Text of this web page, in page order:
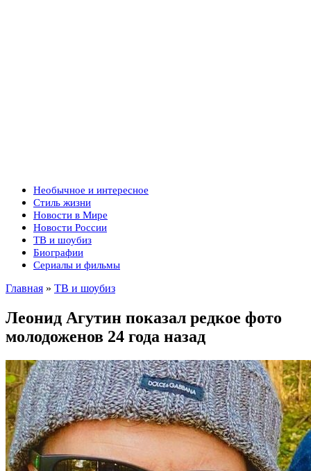
Необычное и интересное
Стиль жизни
Новости в Мире
Новости России
ТВ и шоубиз
Биографии
Сериалы и фильмы
Главная » ТВ и шоубиз
Леонид Агутин показал редкое фото
молодоженов 24 года назад